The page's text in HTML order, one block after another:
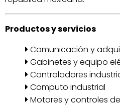
Productos y servicios
Comunicación y
Gabinetes y equipo
Controladores
Computo industrial
Motores y controles